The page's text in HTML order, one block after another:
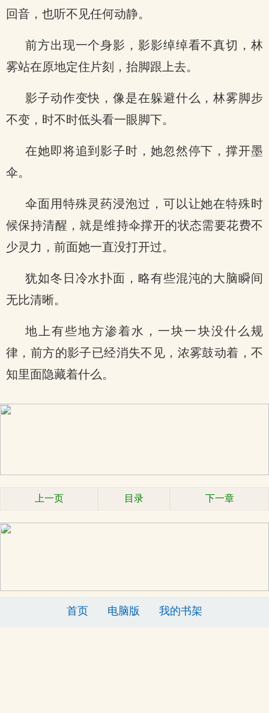
回音，也听不见任何动静。
前方出现一个身影，影影绰绰看不真切，林
雾站在原地定住片刻，抬脚跟上去。
影子动作变快，像是在躲避什么，林雾脚步
不变，时不时低头看一眼脚下。
在她即将追到影子时，她忽然停下，撑开墨
伞。
伞面用特殊灵药浸泡过，可以让她在特殊时
候保持清醒，就是维持伞撑开的状态需要花费不
少灵力，前面她一直没打开过。
犹如冬日冷水扑面，略有些混沌的大脑瞬间
无比清晰。
地上有些地方渗着水，一块一块没什么规
律，前方的影子已经消失不见，浓雾鼓动着，不
知里面隐藏着什么。
x
上一页 目录 下一章
x
首页 电脑版 我的书架